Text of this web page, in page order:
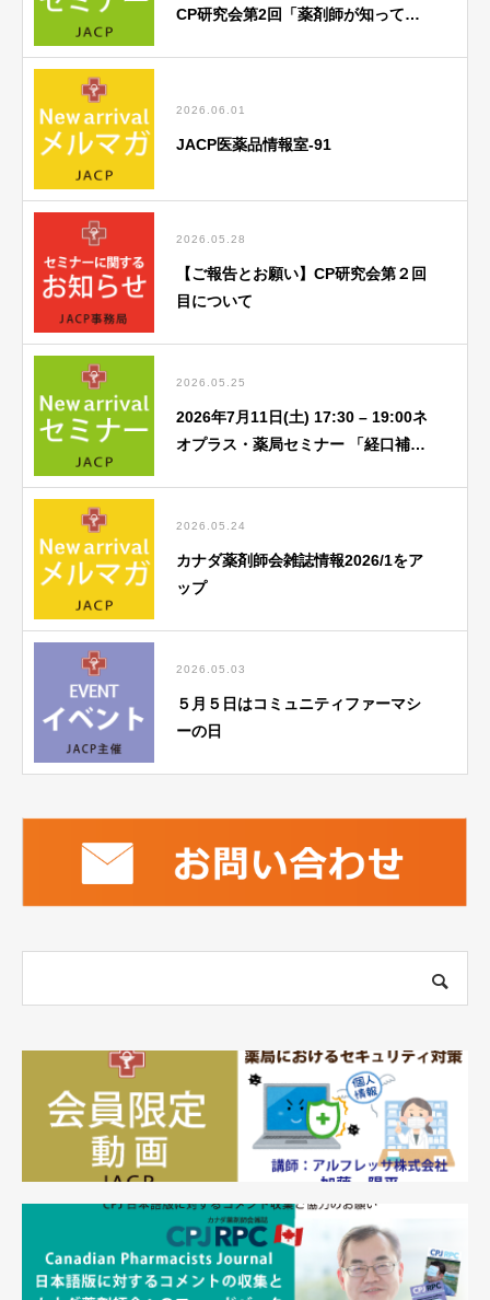
CP研究会第2回「薬剤師が知ってお
2026.06.01
JACP医薬品情報室-91
2026.05.28
【ご報告とお願い】CP研究会第２回
目について
2026.05.25
2026年7月11日(土) 17:30 – 19:00ネ
オプラス・薬局セミナー 「経口補水
2026.05.24
カナダ薬剤師会雑誌情報2026/1をア
ップ
2026.05.03
５月５日はコミュニティファーマシ
ーの日